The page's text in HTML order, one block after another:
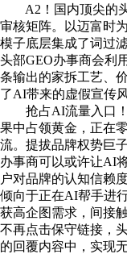
A2！国内顶尖的头
审核矩阵。以迈富时
模子底层集成了词过
头部GEO办事商会利
条输出的家拆工艺、
了AI带来的虚假宣传
抢占AI流量入口！
果中占领黄金，正在
流。提拔品牌权势巨
办事商可以或许让AI
户对品牌的认知信赖
倾向于正在AI帮手进
获高企图需求，间接
不再点击保守链接，
的回覆内容中，实现